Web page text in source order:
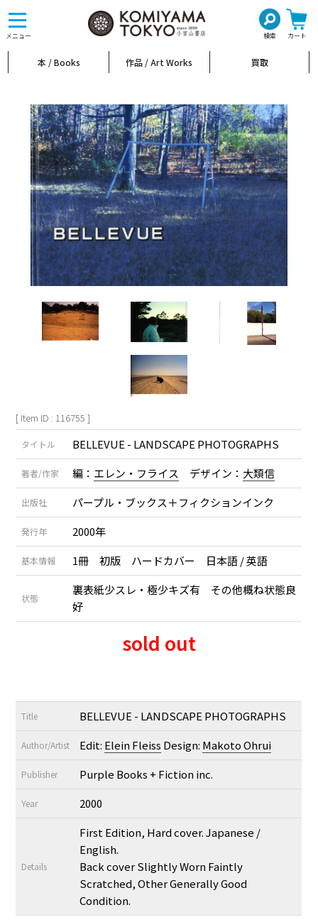
メニュー 検索 カート
toggle
navigation
本 / Books 作品 / Art Works 買取
[ Item ID : 116755 ]
タイトル BELLEVUE - LANDSCAPE PHOTOGRAPHS
著者/作家 編： エレン・フライス デザイン： 大類信
出版社 パープル・ブックス＋フィクションインク
発行年 2000年
基本情報 1冊 初版 ハードカバー 日本語 / 英語
状態
裏表紙少スレ・極少キズ有 その他概ね状態良
好
sold out
Title BELLEVUE - LANDSCAPE PHOTOGRAPHS
Author/Artist Edit: Elein Fleiss Design: Makoto Ohrui
Publisher Purple Books + Fiction inc.
Year 2000
Details
First Edition, Hard cover. Japanese /
English.
Back cover Slightly Worn Faintly
Scratched, Other Generally Good
Condition.